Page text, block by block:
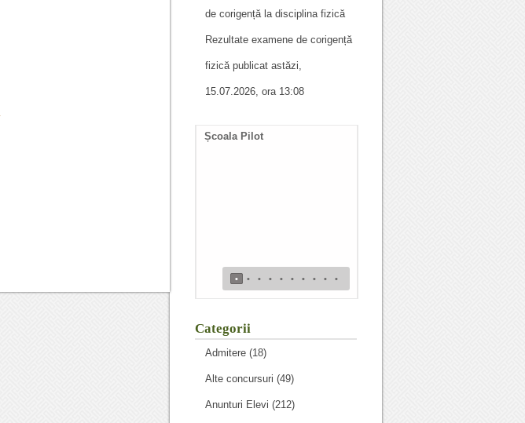
de corigență la disciplina fizică
Rezultate examene de corigență
fizică publicat astăzi,
15.07.2026, ora 13:08
Școala Pilot
• • • • • • • • • •
Categorii
Admitere (18)
Alte concursuri (49)
Anunturi Elevi (212)